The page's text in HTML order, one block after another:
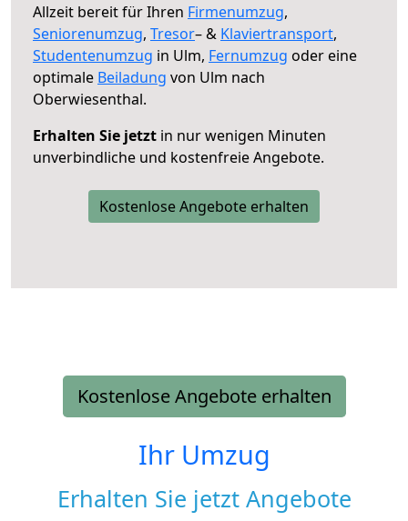
Allzeit bereit für Ihren Firmenumzug,
Seniorenumzug, Tresor– & Klaviertransport,
Studentenumzug in Ulm, Fernumzug oder eine
optimale Beiladung von Ulm nach
Oberwiesenthal.
Erhalten Sie jetzt in nur wenigen Minuten
unverbindliche und kostenfreie Angebote.
Kostenlose Angebote erhalten
Kostenlose Angebote erhalten
Ihr Umzug
Erhalten Sie jetzt Angebote